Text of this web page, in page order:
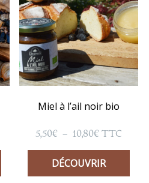
Miel à l’ail noir bio
5,50€ – 10,80€Plage
de
prix :
5,50€
TTC
DÉCOUVRIR